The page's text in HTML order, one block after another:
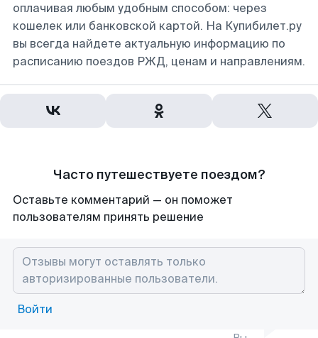
оплачивая любым удобным способом: через
кошелек или банковской картой. На Купибилет.ру
вы всегда найдете актуальную информацию по
расписанию поездов РЖД, ценам и направлениям.
Часто путешествуете поездом?
Оставьте комментарий — он поможет
пользователям принять решение
Войти